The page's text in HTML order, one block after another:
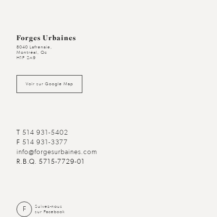
Forges Urbaines
8040 Lafrenaie,
Montréal, Qc
H1P 2A9
Voir sur Google Map
T514 931-5402
F514 931-3377
info@forgesurbaines.com
R.B.Q. 5715-7729-01
F
Suivez-nous
sur Facebook